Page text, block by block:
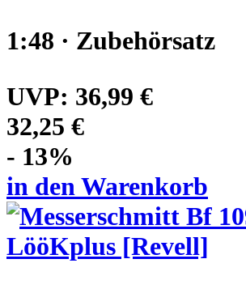
1:48 · Zubehörsatz
UVP: 36,99 €
32,25 €
- 13%
in den Warenkorb